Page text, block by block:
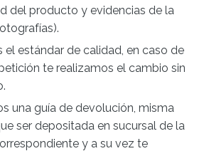
del producto y evidencias de la
el estándar de calidad, en caso de
te realizamos el cambio sin
una guía de devolución, misma
ser depositada en sucursal de la
y a su vez te